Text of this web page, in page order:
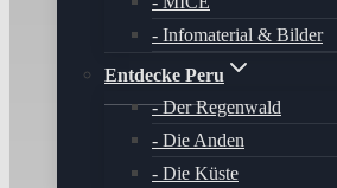
Infomaterial & Bilder
Entdecke Peru
Der Regenwald
Die Anden
Die Küste